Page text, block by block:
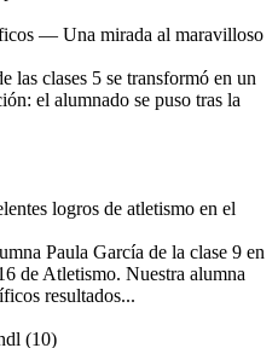
— Una mirada al maravilloso
las clases 5 se transformó en un
el alumnado se puso tras la
logros de atletismo en el
Paula García de la clase 9 en
de Atletismo. Nuestra alumna
resultados...